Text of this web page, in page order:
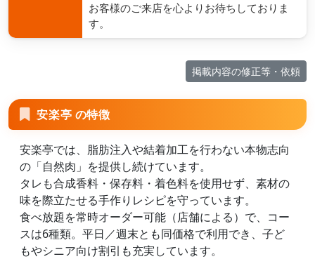
お客様のご来店を心よりお待ちしておりま
す。
掲載内容の修正等・依頼
安楽亭 の特徴
安楽亭では、脂肪注入や結着加工を行わない本物志向
の「自然肉」を提供し続けています。
タレも合成香料・保存料・着色料を使用せず、素材の
味を際立たせる手作りレシピを守っています。
食べ放題を常時オーダー可能（店舗による）で、コー
スは6種類。平日／週末とも同価格で利用でき、子ど
もやシニア向け割引も充実しています。